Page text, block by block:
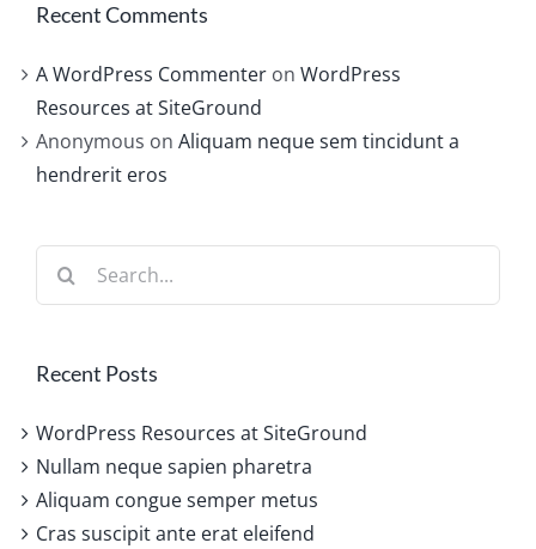
Recent Comments
A WordPress Commenter on WordPress
Resources at SiteGround
Anonymous on Aliquam neque sem tincidunt a
hendrerit eros
Search
Recent Posts
WordPress Resources at SiteGround
Nullam neque sapien pharetra
Aliquam congue semper metus
Cras suscipit ante erat eleifend